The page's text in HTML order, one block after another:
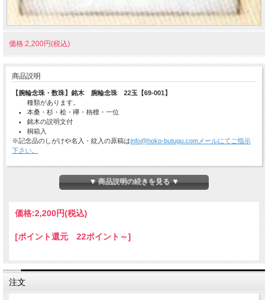
価格:2,200円(税込)
商品説明
【腕輪念珠・数珠】銘木 腕輪念珠 22玉【69-001】
種類があります。
本桑・杉・桧・欅・栴檀・一位
銘木の説明文付
桐箱入
※記念品のしがけや名入・紋入の原稿はinfo@hoko-butugu.comメールにてご指示
下さい。
納期の目安：ご注文確認後、6営業日。
銀行前振込の場合は、入金確認後6営業日。
▼ 商品説明の続きを見る ▼
価格:2,200円(税込)
[ポイント還元 22ポイント～]
注文